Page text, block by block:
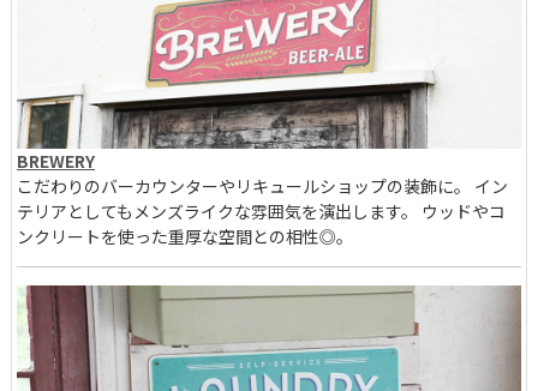
BREWERY
こだわりのバーカウンターやリキュールショップの装飾に。 イン
テリアとしてもメンズライクな雰囲気を演出します。 ウッドやコ
ンクリートを使った重厚な空間との相性◎。